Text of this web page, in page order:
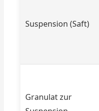
Suspension (Saft)
Granulat zur